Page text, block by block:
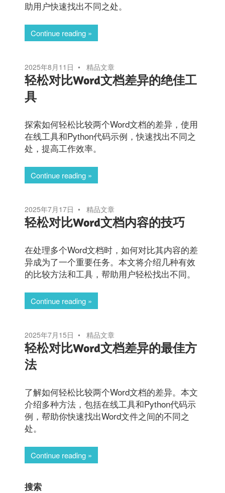
助用户快速找出不同之处。
Continue reading
2025年8月11日 精品文章
轻松对比Word文档差异的绝佳工
具
探索如何轻松比较两个Word文档的差异，使用
在线工具和Python代码示例，快速找出不同之
处，提高工作效率。
Continue reading
2025年7月17日 精品文章
轻松对比Word文档内容的技巧
在处理多个Word文档时，如何对比其内容的差
异成为了一个重要任务。本文将介绍几种有效
的比较方法和工具，帮助用户轻松找出不同。
Continue reading
2025年7月15日 精品文章
轻松对比Word文档差异的最佳方
法
了解如何轻松比较两个Word文档的差异。本文
介绍多种方法，包括在线工具和Python代码示
例，帮助你快速找出Word文件之间的不同之
处。
Continue reading
搜索